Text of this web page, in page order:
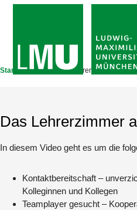
Zum
StartseiteVideos Das Lehrerzimmer als
Das Lehrerzimmer
In diesem Video geht es um die
Kontaktbereitschaft –
Kolleginnen und Kollegen
Teamplayer gesucht –